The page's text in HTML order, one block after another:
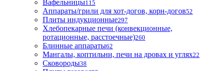
Вафельницы115
Аппараты/грили для хот-догов, корн-догов52
Плиты индукционные297
Хлебопекарные печи (конвекционные,
ротационные, расстоечные)260
Блинные аппараты62
Мангалы, коптильни, печи на дровах и углях22
Сковороды38